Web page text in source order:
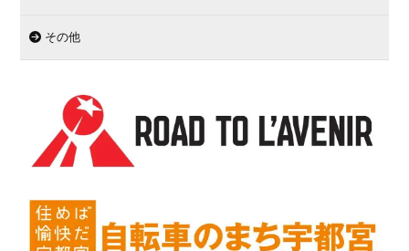
その他